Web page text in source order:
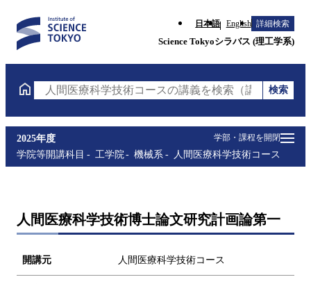
日本語 English 詳細検索
Science Tokyoシラバス (理工学系)
人間医療科学技術コースの講義を検索（講義名・科
検索
学部・課程を開閉
2025年度
学院等開講科目
工学院 機械系 人間医療科学技術コース
人間医療科学技術博士論文研究計画論第一
開講元 人間医療科学技術コース